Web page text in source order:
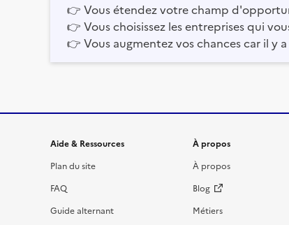
👉 Vous étendez votre champ
👉 Vous choisissez les entreprises qui
👉 Vous augmentez vos chances car il y
Informations et liens du
Aide & Ressources
Plan du site
FAQ
Guide alternant
À propos
À propos
Blog
Métiers